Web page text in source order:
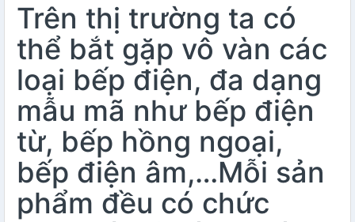
Trên thị trường ta có
thể bắt gặp vô vàn các
loại bếp điện, đa dạng
mẫu mã như bếp điện
từ, bếp hồng ngoại,
bếp điện âm,…Mỗi sản
phẩm đều có chức